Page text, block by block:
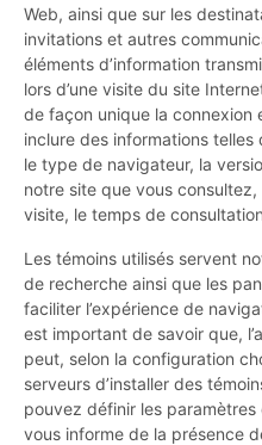
Web, ainsi que sur les
invitations et autres
éléments d’information
lors d’une visite du site
de façon unique la connexion
inclure des informations
le type de navigateur, la
notre site que vous
visite, le temps de
Les témoins utilisés servent
de recherche ainsi que les
faciliter l’expérience de
est important de savoir que,
peut, selon la configuration
serveurs d’installer des
pouvez définir les
vous informe de la présence